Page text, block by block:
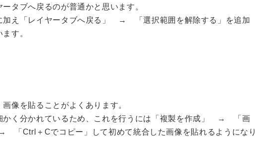
タブへ戻るのが普通かと思います。
加え「レイヤータブへ戻る」 → 「選択範囲を解除する」を追加
す。
像を貼ることがよくあります。
かく分かれているため、これを行うには「複製を作成」 → 「画
＋Cでコピー」して初めて統合した画像を貼れるようになり